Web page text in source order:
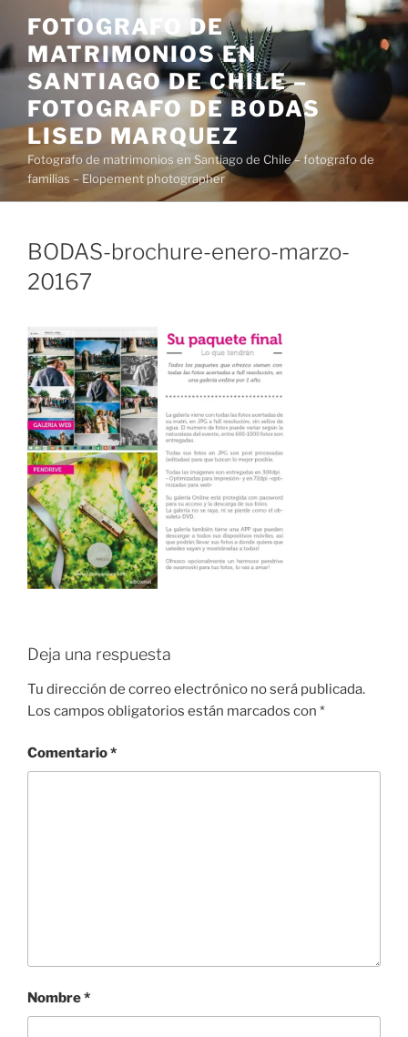
contenido
FOTOGRAFO DE
MATRIMONIOS EN
SANTIAGO DE CHILE –
FOTOGRAFO DE BODAS
LISED MARQUEZ
Fotografo de matrimonios en Santiago de Chile – fotografo de
familias – Elopement photographer
BODAS-brochure-enero-marzo-
20167
Deja una respuesta
Tu dirección de correo electrónico no será publicada.
Los campos obligatorios están marcados con *
Comentario*
Nombre*